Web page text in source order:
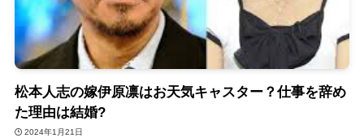
松本人志の嫁伊原凛はお天気キャスター？仕事を辞め
た理由は結婚?
2024年1月21日